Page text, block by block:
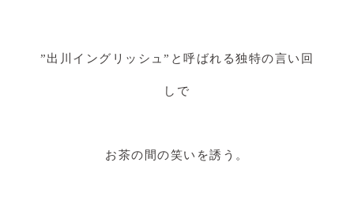
”出川イングリッシュ”と呼ばれる独特の言い回
しで
お茶の間の笑いを誘う。